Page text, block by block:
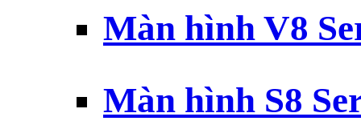
Màn hình V8
Màn hình S8